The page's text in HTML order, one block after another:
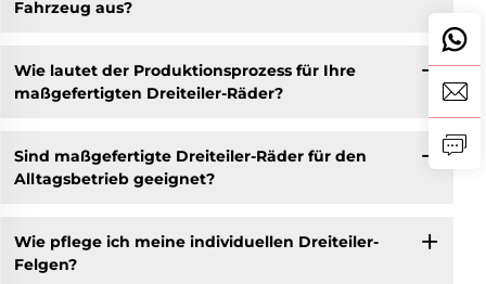
Fahrzeug aus?
Wie lautet der Produktionsprozess für Ihre
maßgefertigten Dreiteiler-Räder?
Sind maßgefertigte Dreiteiler-Räder für den
Alltagsbetrieb geeignet?
Wie pflege ich meine individuellen Dreiteiler-
Felgen?